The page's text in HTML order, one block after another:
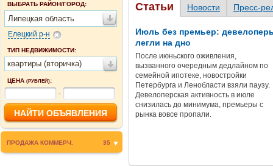
ВЫБРАТЬ РАЙОН/ГОРОД:
Липецкая область
Елецкий р-н
ТИП НЕДВИЖИМОСТИ:
квартиры (вторичка)
ЦЕНА (РУБЛЕЙ):
-
ПРОДАЖА КОММЕРЧ. 35
Статьи Новости Пресс-
Июль без премьер:
легли на дно
После июньского оживления,
вызванного очередным дедлайном по
семейной ипотеке, новостройки
Петербурга и Ленобласти взяли паузу.
Девелоперская активность в июле
снизилась до минимума, премьеры с
рынка вовсе пропали.